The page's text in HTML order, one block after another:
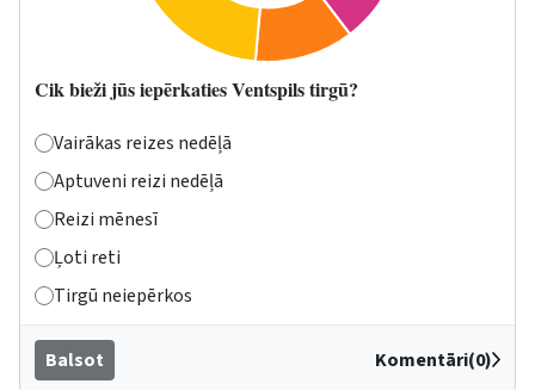
Cik bieži jūs iepērkaties Ventspils tirgū?
Vairākas reizes nedēļā
Aptuveni reizi nedēļā
Reizi mēnesī
Ļoti reti
Tirgū neiepērkos
Balsot Komentāri(0)